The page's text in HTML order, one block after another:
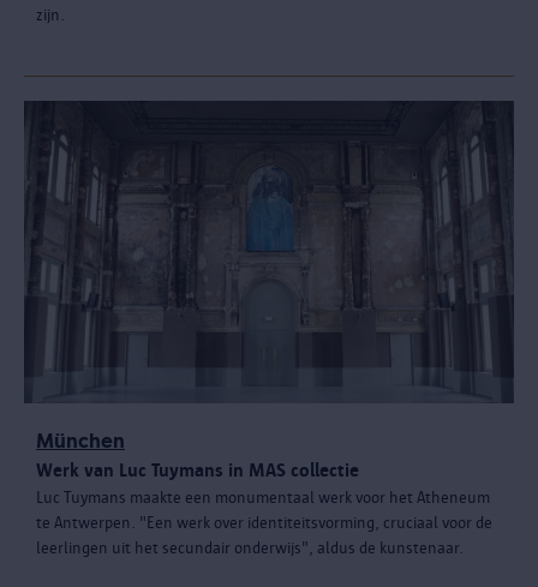
zijn.
München
Werk van Luc Tuymans in MAS collectie
Luc Tuymans maakte een monumentaal werk voor het Atheneum
te Antwerpen. "Een werk over identiteitsvorming, cruciaal voor de
leerlingen uit het secundair onderwijs", aldus de kunstenaar.